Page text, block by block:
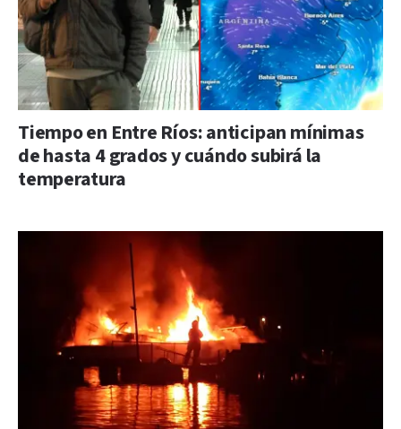
Tiempo en Entre Ríos: anticipan mínimas
de hasta 4 grados y cuándo subirá la
temperatura